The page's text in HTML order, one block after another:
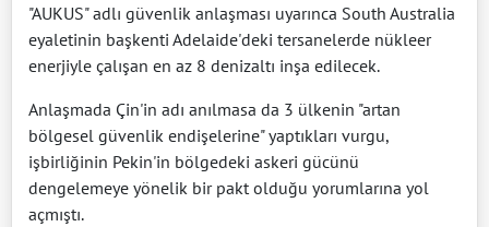
"AUKUS" adlı güvenlik anlaşması uyarınca South Australia
eyaletinin başkenti Adelaide'deki tersanelerde nükleer
enerjiyle çalışan en az 8 denizaltı inşa edilecek.
Anlaşmada Çin'in adı anılmasa da 3 ülkenin "artan
bölgesel güvenlik endişelerine" yaptıkları vurgu,
işbirliğinin Pekin'in bölgedeki askeri gücünü
dengelemeye yönelik bir pakt olduğu yorumlarına yol
açmıştı.